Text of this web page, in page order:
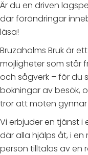
Är du en driven
där förändringar
läsa!
Bruzaholms Bruk är
möjligheter som står
och sågverk – för du
bokningar av besök,
tror att möten
Vi erbjuder en tjänst i
där alla hjälps åt, i
person tilltalas av en